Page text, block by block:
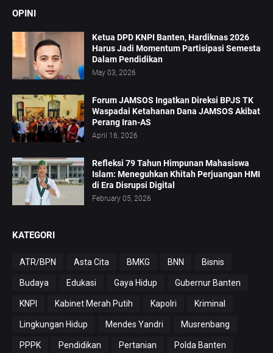
OPINI
Ketua DPD KNPI Banten, Hardiknas 2026
Harus Jadi Momentum Partisipasi Semesta
Dalam Pendidikan
May 03, 2026
Forum JAMSOS Ingatkan Direksi BPJS TK
Waspadai Ketahanan Dana JAMSOS Akibat
Perang Iran-AS
April 16, 2026
Refleksi 79 Tahun Himpunan Mahasiswa
Islam: Meneguhkan Khitah Perjuangan HMI
di Era Disrupsi Digital
February 05, 2026
KATEGORI
ATR/BPN Asta Cita BMKG BNN Bisnis
Budaya Edukasi Gaya Hidup Gubernur Banten
KNPI Kabinet Merah Putih Kapolri Kriminal
Lingkungan Hidup Mendes Yandri Musrenbang
PPPK Pendidikan Pertanian Polda Banten